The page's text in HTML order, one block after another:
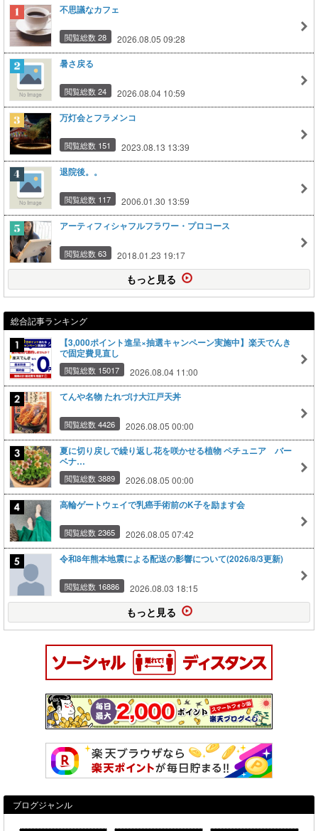
不思議なカフェ
閲覧総数 28 2026.08.05 09:28
暑さ戻る
閲覧総数 24 2026.08.04 10:59
万灯会とフラメンコ
閲覧総数 151 2023.08.13 13:39
退院後。。
閲覧総数 117 2006.01.30 13:59
アーティフィシャフルフラワー・プロコース
閲覧総数 63 2018.01.23 19:17
もっと見る
総合記事ランキング
【3,000ポイント進呈×抽選キャンペーン実施中】楽天でんき
で固定費見直し
閲覧総数 15017 2026.08.04 11:00
てんや名物 たれづけ大江戸天丼
閲覧総数 4426 2026.08.05 00:00
夏に切り戻しで繰り返し花を咲かせる植物 ペチュニア バー
ベナ…
閲覧総数 3889 2026.08.05 00:00
高輪ゲートウェイで乳癌手術前のK子を励ます会
閲覧総数 2365 2026.08.05 07:42
令和8年熊本地震による配送の影響について(2026/8/3更新)
閲覧総数 16886 2026.08.03 18:15
もっと見る
ブログジャンル